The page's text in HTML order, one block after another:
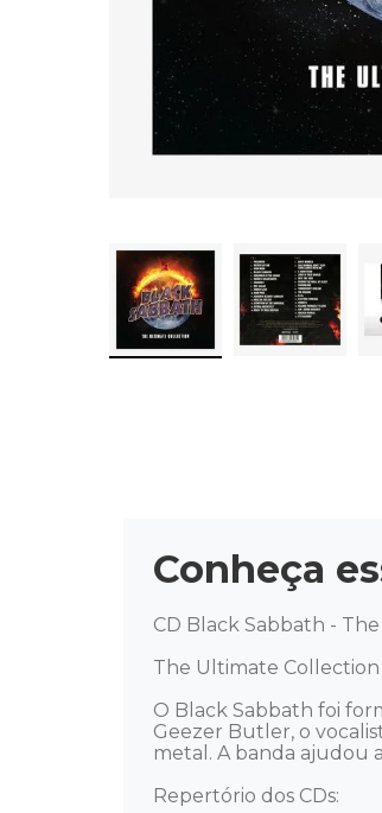
Conheça
CD Black Sabbath -
The Ultimate
O Black Sabbath foi
Geezer Butler, o
metal. A banda ajudou
Repertório dos CDs: